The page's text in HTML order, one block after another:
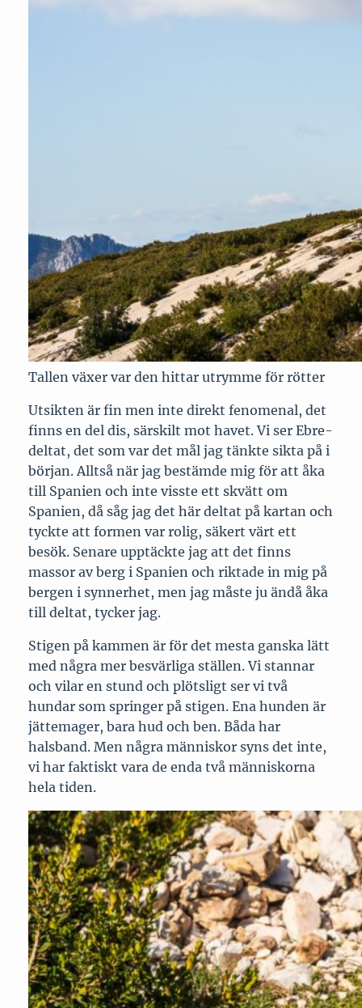
Tallen växer var den hittar utrymme för rötter
Utsikten är fin men inte direkt fenomenal, det
finns en del dis, särskilt mot havet. Vi ser Ebre-
deltat, det som var det mål jag tänkte sikta på i
början. Alltså när jag bestämde mig för att åka
till Spanien och inte visste ett skvätt om
Spanien, då såg jag det här deltat på kartan och
tyckte att formen var rolig, säkert värt ett
besök. Senare upptäckte jag att det finns
massor av berg i Spanien och riktade in mig på
bergen i synnerhet, men jag måste ju ändå åka
till deltat, tycker jag.
Stigen på kammen är för det mesta ganska lätt
med några mer besvärliga ställen. Vi stannar
och vilar en stund och plötsligt ser vi två
hundar som springer på stigen. Ena hunden är
jättemager, bara hud och ben. Båda har
halsband. Men några människor syns det inte,
vi har faktiskt vara de enda två människorna
hela tiden.